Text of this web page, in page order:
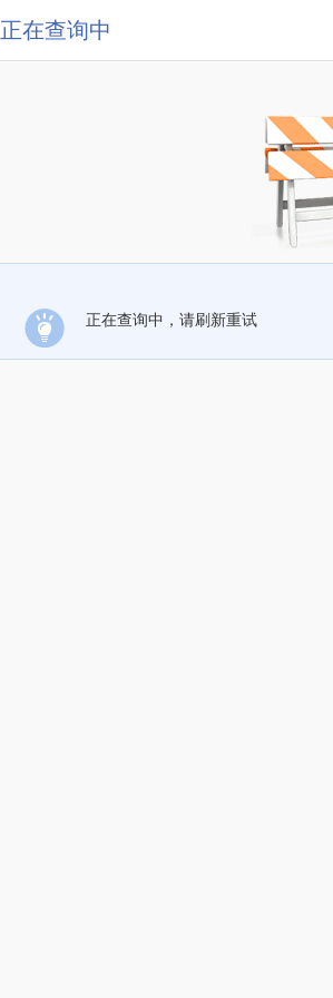
正在查询中
正在查询中，请刷新重试